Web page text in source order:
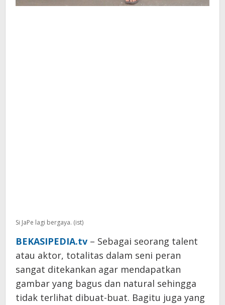
Si JaPe lagi bergaya. (ist)
BEKASIPEDIA.tv – Sebagai seorang talent
atau aktor, totalitas dalam seni peran
sangat ditekankan agar mendapatkan
gambar yang bagus dan natural sehingga
tidak terlihat dibuat-buat. Bagitu juga yang